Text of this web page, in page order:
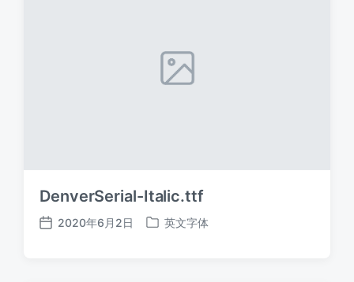
DenverSerial-Italic.ttf
发
2020年6月2日
发
英文字体